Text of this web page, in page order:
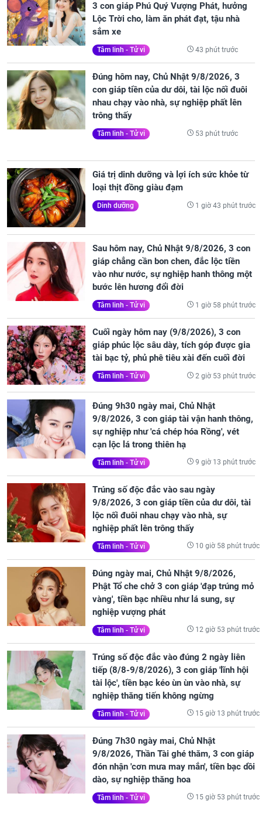
3 con giáp Phú Quý Vượng Phát, hưởng
Lộc Trời cho, làm ăn phát đạt, tậu nhà
sắm xe
Tâm linh - Tử vi 43 phút trước
Đúng hôm nay, Chủ Nhật 9/8/2026, 3
con giáp tiền của dư dôi, tài lộc nối đuôi
nhau chạy vào nhà, sự nghiệp phất lên
trông thấy
Tâm linh - Tử vi 53 phút trước
Giá trị dinh dưỡng và lợi ích sức khỏe từ
loại thịt đồng giàu đạm
Dinh dưỡng 1 giờ 43 phút trước
Sau hôm nay, Chủ Nhật 9/8/2026, 3 con
giáp chẳng cần bon chen, đắc lộc tiền
vào như nước, sự nghiệp hanh thông một
bước lên hương đổi đời
Tâm linh - Tử vi 1 giờ 58 phút trước
Cuối ngày hôm nay (9/8/2026), 3 con
giáp phúc lộc sâu dày, tích góp được gia
tài bạc tỷ, phủ phê tiêu xài đến cuối đời
Tâm linh - Tử vi 2 giờ 53 phút trước
Đúng 9h30 ngày mai, Chủ Nhật
9/8/2026, 3 con giáp tài vận hanh thông,
sự nghiệp như 'cá chép hóa Rồng', vét
cạn lộc lá trong thiên hạ
Tâm linh - Tử vi 9 giờ 13 phút trước
Trúng số độc đắc vào sau ngày
9/8/2026, 3 con giáp tiền của dư dôi, tài
lộc nối đuôi nhau chạy vào nhà, sự
nghiệp phất lên trông thấy
Tâm linh - Tử vi 10 giờ 58 phút trước
Đúng ngày mai, Chủ Nhật 9/8/2026,
Phật Tổ che chở 3 con giáp 'đạp trúng mỏ
vàng', tiền bạc nhiều như lá sung, sự
nghiệp vượng phát
Tâm linh - Tử vi 12 giờ 53 phút trước
Trúng số độc đắc vào đúng 2 ngày liên
tiếp (8/8-9/8/2026), 3 con giáp 'lĩnh hội
tài lộc', tiền bạc kéo ùn ùn vào nhà, sự
nghiệp thăng tiến không ngừng
Tâm linh - Tử vi 15 giờ 13 phút trước
Đúng 7h30 ngày mai, Chủ Nhật
9/8/2026, Thần Tài ghé thăm, 3 con giáp
đón nhận 'cơn mưa may mắn', tiền bạc dồi
dào, sự nghiệp thăng hoa
Tâm linh - Tử vi 15 giờ 53 phút trước